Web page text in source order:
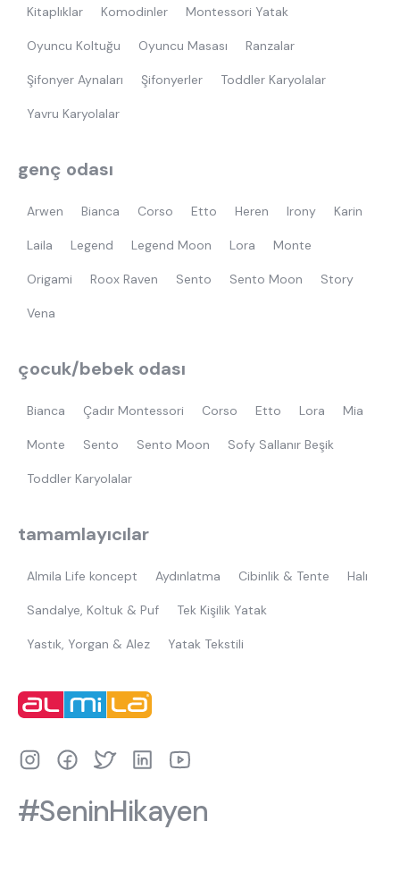
Kitaplıklar Komodinler Montessori Yatak
Oyuncu Koltuğu Oyuncu Masası Ranzalar
Şifonyer Aynaları Şifonyerler Toddler Karyolalar
Yavru Karyolalar
genç odası
Arwen Bianca Corso Etto Heren Irony Karin
Laila Legend Legend Moon Lora Monte
Origami Roox Raven Sento Sento Moon Story
Vena
çocuk/bebek odası
Bianca Çadır Montessori Corso Etto Lora Mia
Monte Sento Sento Moon Sofy Sallanır Beşik
Toddler Karyolalar
tamamlayıcılar
Almila Life koncept Aydınlatma Cibinlik & Tente Halı
Sandalye, Koltuk & Puf Tek Kişilik Yatak
Yastık, Yorgan & Alez Yatak Tekstili
#SeninHikayen